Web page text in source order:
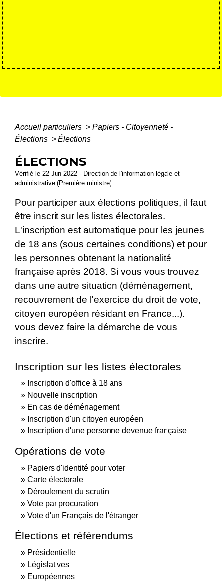
Accueil particuliers > Papiers - Citoyenneté -
Élections > Élections
ÉLECTIONS
Vérifié le 22 Jun 2022 - Direction de l'information légale et
administrative (Première ministre)
Pour participer aux élections politiques, il faut
être inscrit sur les listes électorales.
L'inscription est automatique pour les jeunes
de 18 ans (sous certaines conditions) et pour
les personnes obtenant la nationalité
française après 2018. Si vous vous trouvez
dans une autre situation (déménagement,
recouvrement de l'exercice du droit de vote,
citoyen européen résidant en France...),
vous devez faire la démarche de vous
inscrire.
Inscription sur les listes électorales
Inscription d'office à 18 ans
Nouvelle inscription
En cas de déménagement
Inscription d'un citoyen européen
Inscription d'une personne devenue française
Opérations de vote
Papiers d'identité pour voter
Carte électorale
Déroulement du scrutin
Vote par procuration
Vote d'un Français de l'étranger
Élections et référendums
Présidentielle
Législatives
Européennes